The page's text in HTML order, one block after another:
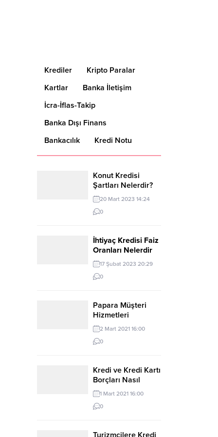
Krediler
Kripto Paralar
Kartlar
Banka İletişim
İcra-İflas-Takip
Banka Dışı Finans
Bankacılık
Kredi Notu
Konut Kredisi
Şartları Nelerdir?
20 Mart 2023 14:24
0
İhtiyaç Kredisi Faiz
Oranları Nelerdir
ve Nasıl
Hesaplanır?
17 Şubat 2023 20:29
0
Papara Müşteri
Hizmetleri
2 Mart 2021 16:00
0
Kredi ve Kredi Kartı
Borçları Nasıl
Yapılandırılır?
1 Mart 2021 16:00
0
Turizmcilere Kredi